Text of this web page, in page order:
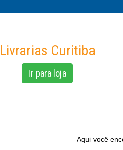
Livrarias Curitiba
Ir para loja
Aqui você